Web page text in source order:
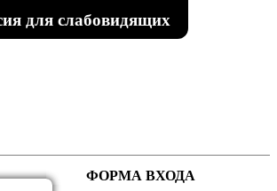
для слабовидящих
ФОРМА ВХОДА